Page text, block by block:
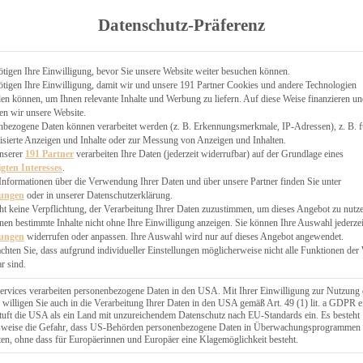
KÄSEKUCHEN
Datenschutz-Präferenz
Ihre Einwilligung, bevor Sie unsere Website weiter besuchen können.
Ihre Einwilligung, damit wir und unsere 191 Partner Cookies und andere Technologien
können, um Ihnen relevante Inhalte und Werbung zu liefern. Auf diese Weise finanzieren
wir unsere Website.
Daten können verarbeitet werden (z. B. Erkennungsmerkmale, IP-Adressen), z. B.
Anzeigen und Inhalte oder zur Messung von Anzeigen und Inhalten.
191 Partner verarbeiten Ihre Daten (jederzeit widerrufbar) auf der Grundlage eines
Interesses.
über die Verwendung Ihrer Daten und über unsere Partner finden Sie unter
oder in unserer Datenschutzerklärung.
keine Verpflichtung, der Verarbeitung Ihrer Daten zuzustimmen, um dieses Angebot zu
bestimmte Inhalte nicht ohne Ihre Einwilligung anzeigen. Sie können Ihre Auswahl
widerrufen oder anpassen. Ihre Auswahl wird nur auf dieses Angebot angewendet.
Sie, dass aufgrund individueller Einstellungen möglicherweise nicht alle Funktionen der
sind.
verarbeiten personenbezogene Daten in den USA. Mit Ihrer Einwilligung zur Nutzung
willigen Sie auch in die Verarbeitung Ihrer Daten in den USA gemäß Art. 49 (1) lit. a GDPR
die USA als ein Land mit unzureichendem Datenschutz nach EU-Standards ein. Es besteht
die Gefahr, dass US-Behörden personenbezogene Daten in Überwachungsprogrammen
ohne dass für Europäerinnen und Europäer eine Klagemöglichkeit besteht.